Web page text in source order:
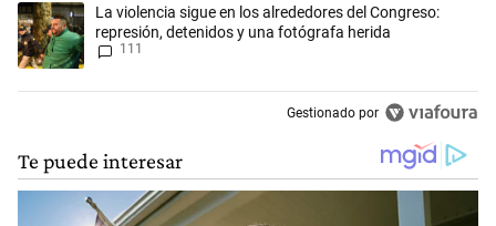
Un artículo de tendencia con el título "La violencia sigue en los
La violencia sigue en los alrededores del Congreso:
represión, detenidos y una fotógrafa herida
111
Gestionado por